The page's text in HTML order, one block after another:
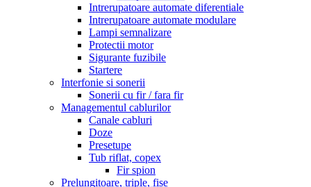
Intrerupatoare automate diferentiale
Intrerupatoare automate modulare
Lampi semnalizare
Protectii motor
Sigurante fuzibile
Startere
Interfonie si sonerii
Sonerii cu fir / fara fir
Managementul cablurilor
Canale cabluri
Doze
Presetupe
Tub riflat, copex
Fir spion
Prelungitoare, triple, fise